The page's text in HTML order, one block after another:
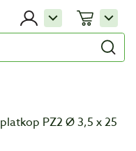
PZ2 Ø 3,5 x 25